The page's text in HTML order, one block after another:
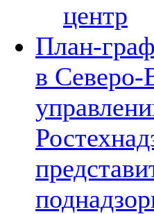
центр
План-
в Северо-